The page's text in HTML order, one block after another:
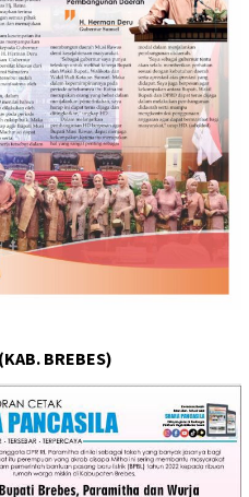
BREBES)